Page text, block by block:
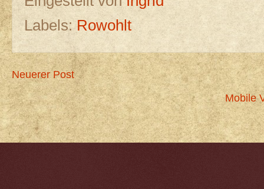
Labels:Rowohlt
Neuerer Post
Mobile